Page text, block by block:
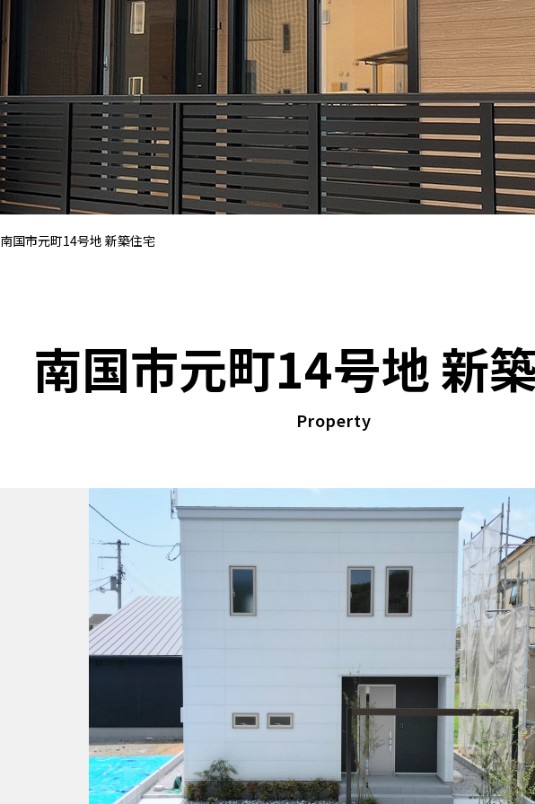
南国市元町14号地 新築住宅
南国市元町14号地 新
Property